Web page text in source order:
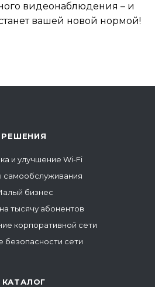
видеонаблюдения – и
вашей новой нормой!
РЕШЕНИЯ
и улучшение Wi-Fi
самообслуживания
бизнес
тысячу абонентов
корпоративной сети
безопасности сети
КАТАЛОГ